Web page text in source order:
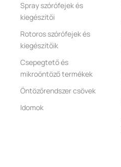
Spray szórófejek és
kiegészítői
Rotoros szórófejek és
kiegészítőik
Csepegtető és
mikroöntöző termékek
Öntözőrendszer csövek
Idomok